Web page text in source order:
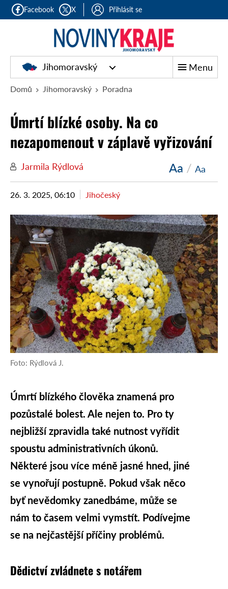
Facebook X Přihlásit se
Jihomoravský Menu
Domů Jihomoravský Poradna
Úmrtí blízké osoby. Na co
nezapomenout v záplavě vyřizování
Jarmila Rýdlová Aa / Aa
26. 3. 2025, 06:10 Jihočeský
Foto: Rýdlová J.
Úmrtí blízkého člověka znamená pro
pozůstalé bolest. Ale nejen to. Pro ty
nejbližší zpravidla také nutnost vyřídit
spoustu administrativních úkonů.
Některé jsou více méně jasné hned, jiné
se vynořují postupně. Pokud však něco
byť nevědomky zanedbáme, může se
nám to časem velmi vymstít. Podívejme
se na nejčastější příčiny problémů.
Dědictví zvládnete s notářem